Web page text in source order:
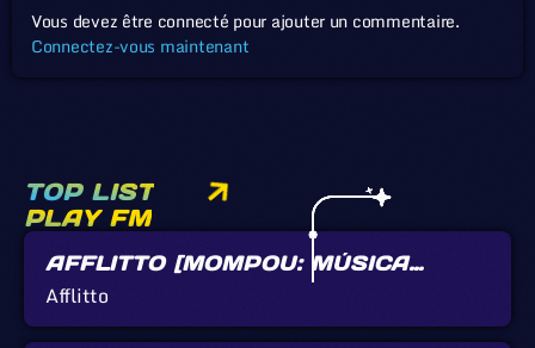
Vous devez être connecté pour ajouter un commentaire.
Connectez-vous maintenant
TOP LIST
PLAY FM
AFFLITTO [MOMPOU: MÚSICA
CALLADA]
Afflitto